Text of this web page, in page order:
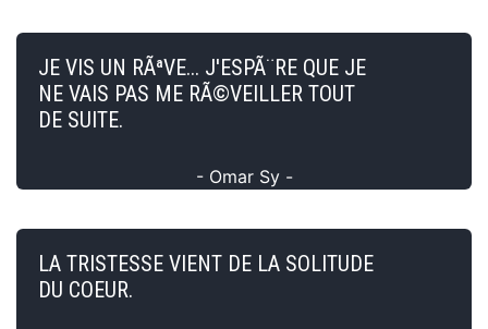
JE VIS UN RÃªVE... J'ESPÃ¨RE QUE JE
NE VAIS PAS ME RÃ©VEILLER TOUT
DE SUITE.
- Omar Sy -
LA TRISTESSE VIENT DE LA SOLITUDE
DU COEUR.